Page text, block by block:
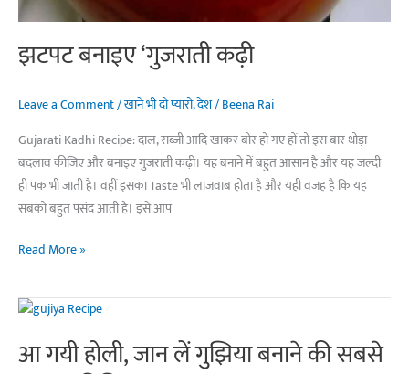
झटपट बनाइए ‘गुजराती कढ़ी
Leave a Comment/खाने भी दो प्यारो,देश/Beena Rai
Gujarati Kadhi Recipe: दाल, सब्‍जी आदि खाकर बोर हो गए हों तो इस बार थोड़ा
बदलाव कीजिए और बनाइए गुजराती कढ़ी। यह बनाने में बहुत आसान है और यह जल्दी
ही पक भी जाती है। वहीं इसका Taste भी लाजवाब होता है और यही वजह है कि यह
सबको बहुत पसंद आती है। इसे आप
झटपट
‘गुजराती
कढ़ी
Read More »
आ गयी होली, जान लें गुझिया बनाने की सबसे